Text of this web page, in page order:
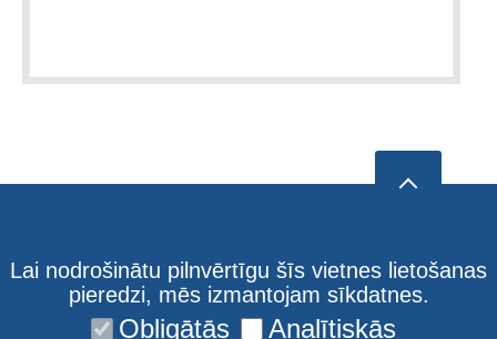
Lai nodrošinātu pilnvērtīgu šīs vietnes lietošanas
pieredzi, mēs izmantojam sīkdatnes.
Obligātās Analītiskās